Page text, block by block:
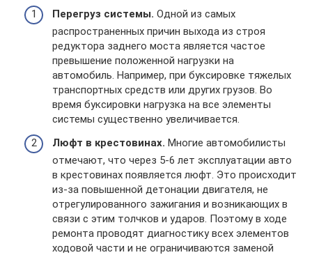
Перегруз системы. Одной из самых
распространенных причин выхода из строя
редуктора заднего моста является частое
превышение положенной нагрузки на
автомобиль. Например, при буксировке тяжелых
транспортных средств или других грузов. Во
время буксировки нагрузка на все элементы
системы существенно увеличивается.
Люфт в крестовинах. Многие автомобилисты
отмечают, что через 5-6 лет эксплуатации авто
в крестовинах появляется люфт. Это происходит
из-за повышенной детонации двигателя, не
отрегулированного зажигания и возникающих в
связи с этим толчков и ударов. Поэтому в ходе
ремонта проводят диагностику всех элементов
ходовой части и не ограничиваются заменой